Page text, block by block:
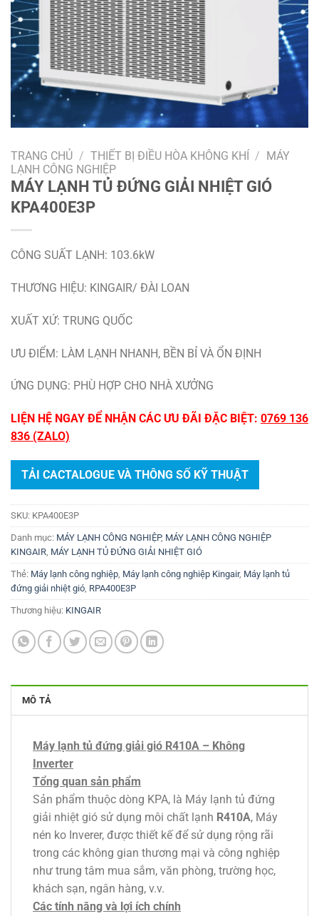
TRANG CHỦ / THIẾT BỊ ĐIỀU HÒA KHÔNG KHÍ /
MÁY
LẠNH CÔNG NGHIỆP
MÁY LẠNH TỦ ĐỨNG GIẢI NHIỆT GIÓ
KPA400E3P
CÔNG SUẤT LẠNH: 103.6kW
THƯƠNG HIỆU: KINGAIR/ ĐÀI LOAN
XUẤT XỨ: TRUNG QUỐC
ƯU ĐIỂM: LÀM LẠNH NHANH, BỀN BỈ VÀ ỔN ĐỊNH
ỨNG DỤNG: PHÙ HỢP CHO NHÀ XƯỞNG
LIỆN HỆ NGAY ĐỂ NHẬN CÁC ƯU ĐÃI ĐẶC BIỆT: 0769 136
836 (ZALO)
TẢI CACTALOGUE VÀ THÔNG SỐ KỸ THUẬT
SKU: KPA400E3P
Danh mục: MÁY LẠNH CÔNG NGHIỆP, MÁY LẠNH CÔNG NGHIỆP
KINGAIR MÁY LẠNH TỦ ĐỨNG GIẢI NHIỆT GIÓ
Thẻ: Máy lạnh công nghiệp Máy lạnh công nghiệp Kingair, Máy lạnh tủ
đứng giải nhiệt gió RPA400E3P
Thương hiệu: KINGAIR
MÔ TẢ
Máy lạnh tủ đứng giải gió R410A – Không
Inverter
Tổng quan sản phẩm
Sản phẩm thuộc dòng KPA, là Máy lạnh tủ đứng
giải nhiệt gió sử dụng môi chất lạnh R410A, Máy
nén ko Inverer, được thiết kế để sử dụng rộng rãi
trong các không gian thương mại và công nghiệp
như trung tâm mua sắm, văn phòng, trường học,
khách sạn, ngân hàng, v.v.
Các tính năng và lợi ích chính